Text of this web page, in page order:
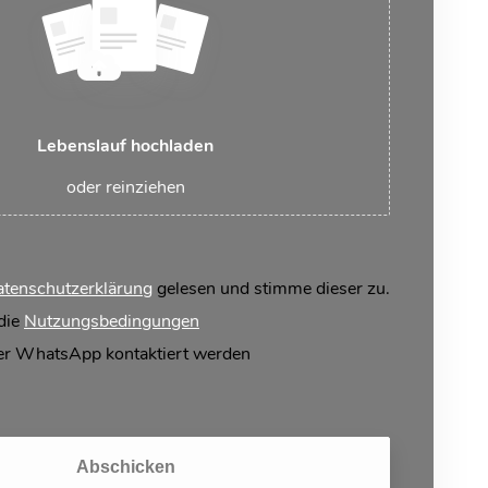
Lebenslauf hochladen
oder reinziehen
gelesen und stimme dieser zu.
Nutzungsbedingungen
WhatsApp kontaktiert werden
Abschicken